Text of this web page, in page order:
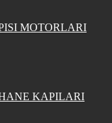
MOTORLARI
KAPILARI